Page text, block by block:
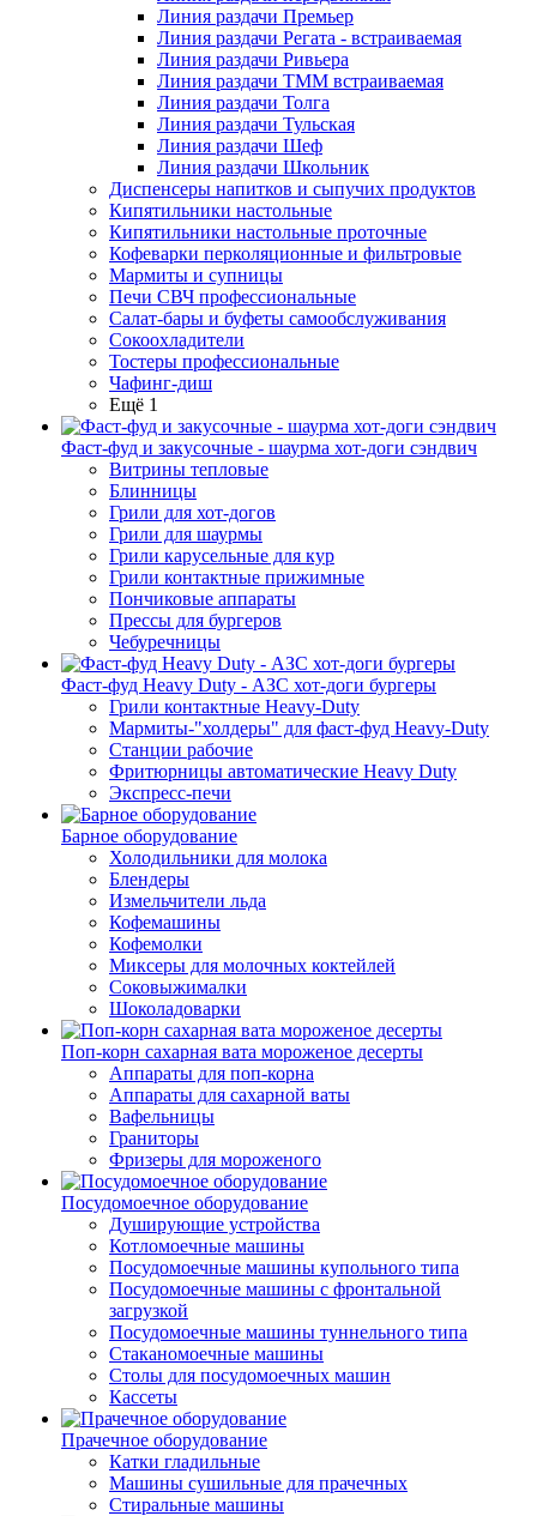
Линия раздачи Премьер
Линия раздачи Регата - встраиваемая
Линия раздачи Ривьера
Линия раздачи ТММ встраиваемая
Линия раздачи Толга
Линия раздачи Тульская
Линия раздачи Шеф
Линия раздачи Школьник
Диспенсеры напитков и сыпучих продуктов
Кипятильники настольные
Кипятильники настольные проточные
Кофеварки перколяционные и фильтровые
Мармиты и супницы
Печи СВЧ профессиональные
Салат-бары и буфеты самообслуживания
Сокоохладители
Тостеры профессиональные
Чафинг-диш
Ещё 1
Фаст-фуд и закусочные - шаурма хот-доги сэндвич
Витрины тепловые
Блинницы
Грили для хот-догов
Грили для шаурмы
Грили карусельные для кур
Грили контактные прижимные
Пончиковые аппараты
Прессы для бургеров
Чебуречницы
Фаст-фуд Heavy Duty - АЗС хот-доги бургеры
Грили контактные Heavy-Duty
Мармиты-"холдеры" для фаст-фуд Heavy-Duty
Станции рабочие
Фритюрницы автоматические Heavy Duty
Экспресс-печи
Барное оборудование
Холодильники для молока
Блендеры
Измельчители льда
Кофемашины
Кофемолки
Миксеры для молочных коктейлей
Соковыжималки
Шоколадоварки
Поп-корн сахарная вата мороженое десерты
Аппараты для поп-корна
Аппараты для сахарной ваты
Вафельницы
Граниторы
Фризеры для мороженого
Посудомоечное оборудование
Душирующие устройства
Котломоечные машины
Посудомоечные машины купольного типа
Посудомоечные машины с фронтальной
загрузкой
Посудомоечные машины туннельного типа
Стаканомоечные машины
Столы для посудомоечных машин
Кассеты
Прачечное оборудование
Катки гладильные
Машины сушильные для прачечных
Стиральные машины